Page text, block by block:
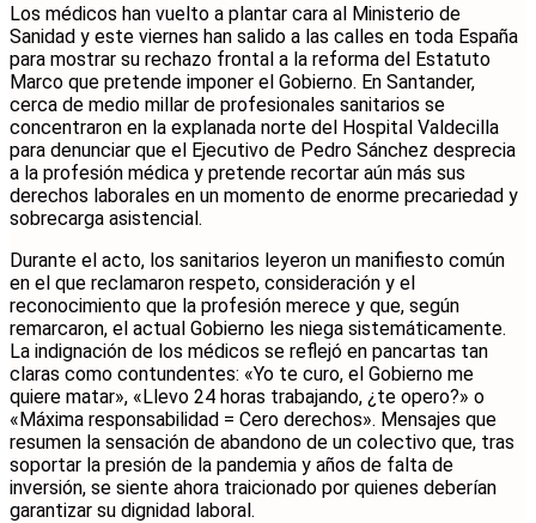
Los médicos han vuelto a plantar cara al Ministerio de
Sanidad y este viernes han salido a las calles en toda España
para mostrar su rechazo frontal a la reforma del Estatuto
Marco que pretende imponer el Gobierno. En Santander,
cerca de medio millar de profesionales sanitarios se
concentraron en la explanada norte del Hospital Valdecilla
para denunciar que el Ejecutivo de Pedro Sánchez desprecia
a la profesión médica y pretende recortar aún más sus
derechos laborales en un momento de enorme precariedad y
sobrecarga asistencial.
Durante el acto, los sanitarios leyeron un manifiesto común
en el que reclamaron respeto, consideración y el
reconocimiento que la profesión merece y que, según
remarcaron, el actual Gobierno les niega sistemáticamente.
La indignación de los médicos se reflejó en pancartas tan
claras como contundentes: «Yo te curo, el Gobierno me
quiere matar», «Llevo 24 horas trabajando, ¿te opero?» o
«Máxima responsabilidad = Cero derechos». Mensajes que
resumen la sensación de abandono de un colectivo que, tras
soportar la presión de la pandemia y años de falta de
inversión, se siente ahora traicionado por quienes deberían
garantizar su dignidad laboral.